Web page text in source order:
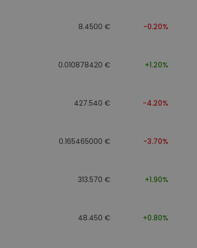
8.4500 € -0.20%
0.010878420 € +1.20%
427.540 € -4.20%
0.165465000 € -3.70%
313.570 € +1.90%
48.450 € +0.80%